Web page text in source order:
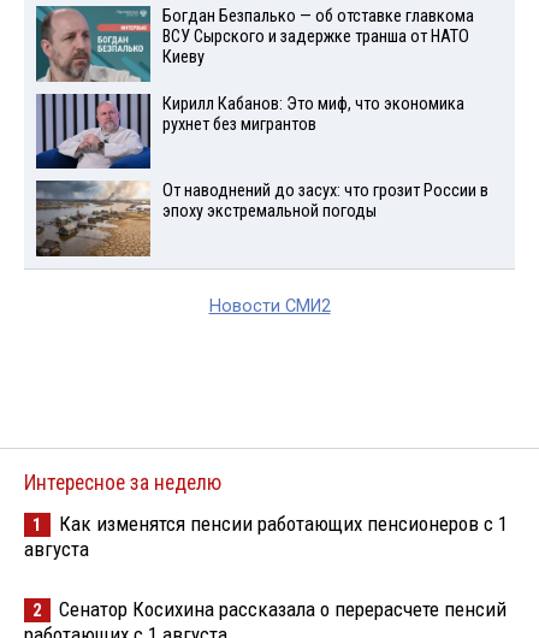
Богдан Безпалько — об отставке главкома
ВСУ Сырского и задержке транша от НАТО
Киеву
Кирилл Кабанов: Это миф, что экономика
рухнет без мигрантов
От наводнений до засух: что грозит России в
эпоху экстремальной погоды
Новости СМИ2
Интересное за неделю
1
Как изменятся пенсии работающих пенсионеров с 1
августа
2
Сенатор Косихина рассказала о перерасчете пенсий